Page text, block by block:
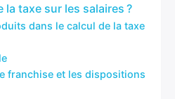
la taxe sur les salaires ?
dans le calcul de la taxe
franchise et les dispositions